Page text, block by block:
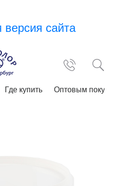
версия сайта
Где купить Оптовым